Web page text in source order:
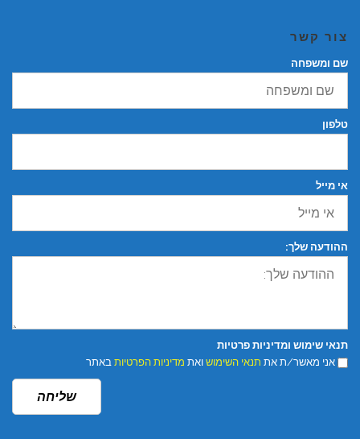
צור קשר
שם ומשפחה
טלפון
אי מייל
ההודעה שלך:
תנאי שימוש ומדיניות פרטיות
אני מאשר/ת את תנאי השימוש ואת מדיניות הפרטיות באתר
שליחה